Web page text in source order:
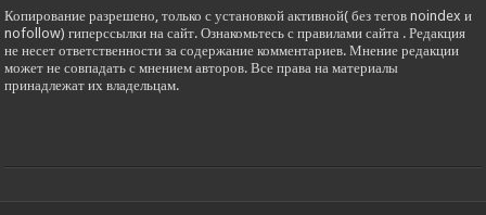
Копирование разрешено, только с установкой активной( без тегов noindex и
nofollow) гиперссылки на сайт. Ознакомьтесь с правилами сайта . Редакция
не несет ответственности за содержание комментариев. Мнение редакции
может не совпадать с мнением авторов. Все права на материалы
принадлежат их владельцам.